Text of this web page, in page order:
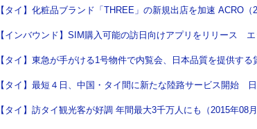
【タイ】化粧品ブランド「THREE」の新規出店を加速 ACRO（
【インバウンド】SIM購入可能の訪日向けアプリをリリース エ
【タイ】東急が手がける1号物件で内覧会、日本品質を提供する
【タイ】最短４日、中国・タイ間に新たな陸路サービス開始 日
【タイ】訪タイ観光客が好調 年間最大3千万人にも（2015年08月